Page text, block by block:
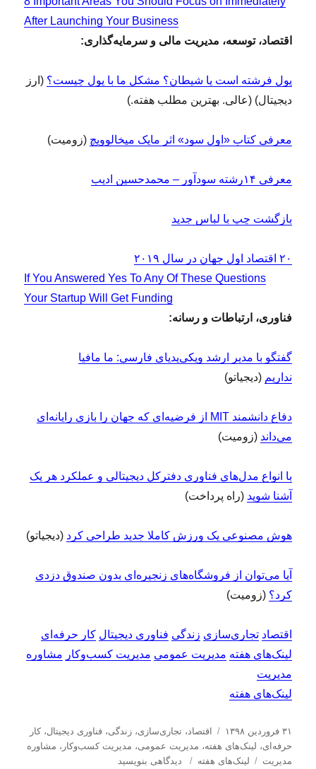
After Launching Your Business
اقتصاد، توسعه، مدیریت مالی و سرمایه‌گذاری:
پول فرشته است یا شیطان؟ مشکل ما با پول چیست؟ (ارز
دیجیتال) (عالی. بهترین مطلب هفته.)
معرفی کتاب «اول سود» اثر مایک میخالوویچ (زومیت)
معرفی ۱۴رشته سودآور – محمدحسین ادیب
بازگشت چپ با لباس جدید
۲۰ اقتصاد اول جهان در سال ۲۰۱۹
If You Answered Yes To Any Of These Questions
Your Startup Will Get Funding
فناوری، ارتباطات و رسانه:
گفتگو با مدیر ارشد ویکی‌پدیای فارسی: ما مافیا
نداریم (دیجیاتو)
دفاع دانشمند MIT از فرضیه‌ای که جهان را بازی رایانه‌ای
می‌داند (زومیت)
با انواع مدل‌های فناوری دفترکل دیجیتالی و عملکرد هر یک
آشنا شوید (راه پرداخت)
هوش مصنوعی یک ورزش کاملا جدید طراحی کرد (دیجیاتو)
آیا می‌توان از فروشگاه‌های زنجیره‌ای بدون صندوق دزدی
کرد؟ (زومیت)
اقتصاد تجاری‌سازی زندگی فناوری دیجیتال کار حرفه‌ای
لینک‌های هفته مدیریت عمومی مدیریت کسب‌و‌کار مشاوره
مدیریت
لینک‌های هفته
ا
ر
س
۳۱ فروردین ۱۳۹۸
د
س
ت
اقتصاد ،تجاری‌سازی،زندگی،فناوری دیجیتال،کار
حرفه‌ای، لینک‌های هفته، مدیریت عمومی، مدیریت كسب‌و‌كار ، مشاوره
مدیریت
بلینک‌های هفته دیدگاهی بنویسید